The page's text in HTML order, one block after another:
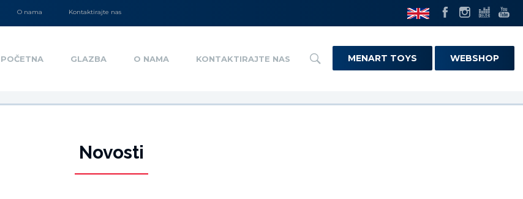
O nama Kontaktirajte nas
POČETNA GLAZBA O NAMA KONTAKTIRAJTE NAS MENART TOYS WEBSHOP
Novosti